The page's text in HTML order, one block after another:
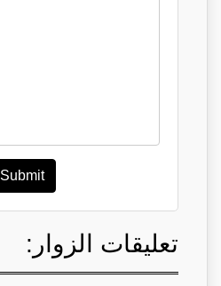
Submit
تعليقات الزوار: